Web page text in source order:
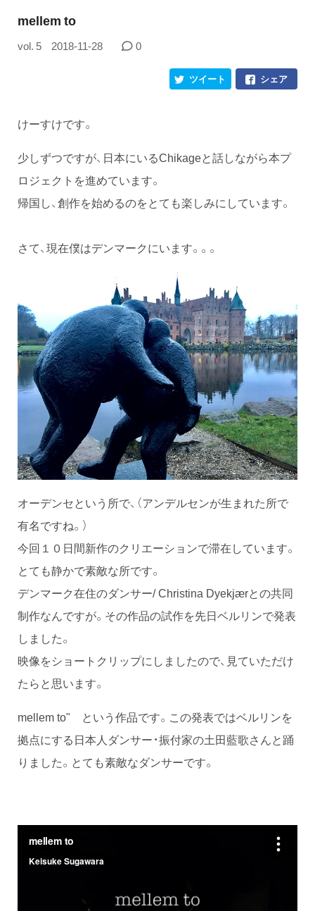
mellem to
vol. 5 2018-11-28 0
シェア
ツイート
けーすけです。
少しずつですが、日本にいるChikageと話しながら本プ
ロジェクトを進めています。
帰国し、創作を始めるのをとても楽しみにしています。
さて、現在僕はデンマークにいます。。。
オーデンセという所で、（アンデルセンが生まれた所で
有名ですね。）
今回１０日間新作のクリエーションで滞在しています。
とても静かで素敵な所です。
デンマーク在住のダンサー/ Christina Dyekjærとの共同
制作なんですが。その作品の試作を先日ベルリンで発表
しました。
映像をショートクリップにしましたので、見ていただけ
たらと思います。
mellem to" という作品です。この発表ではベルリンを
拠点にする日本人ダンサー・振付家の土田藍歌さんと踊
りました。とても素敵なダンサーです。